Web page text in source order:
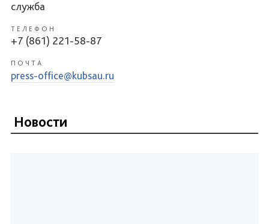
служба
ТЕЛЕФОН
+7 (861) 221-58-87
ПОЧТА
press-office@kubsau.ru
Новости